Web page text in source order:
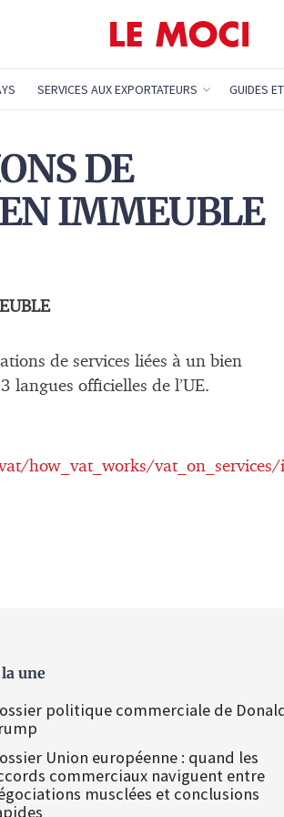
SERVICES AUX EXPORTATEURS GUIDES
DE
IMMEUBLE
de services liées à un bien
langues officielles de l’UE.
how_vat_works/vat_on_services/
une
politique commerciale de
Union européenne : quand les
commerciaux naviguent entre
musclées et conclusions